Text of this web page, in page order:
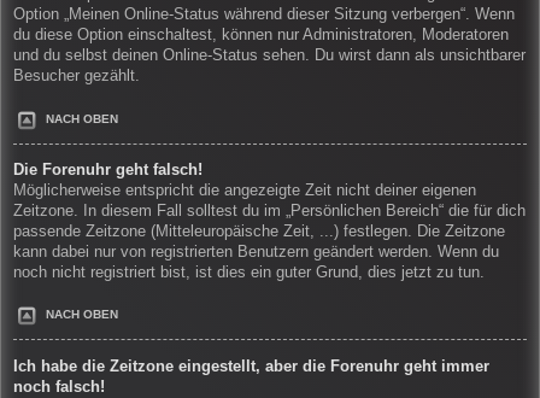
Option „Meinen Online-Status während dieser Sitzung verbergen“. Wenn
du diese Option einschaltest, können nur Administratoren, Moderatoren
und du selbst deinen Online-Status sehen. Du wirst dann als unsichtbarer
Besucher gezählt.
NACH OBEN
Die Forenuhr geht falsch!
Möglicherweise entspricht die angezeigte Zeit nicht deiner eigenen
Zeitzone. In diesem Fall solltest du im „Persönlichen Bereich“ die für dich
passende Zeitzone (Mitteleuropäische Zeit, ...) festlegen. Die Zeitzone
kann dabei nur von registrierten Benutzern geändert werden. Wenn du
noch nicht registriert bist, ist dies ein guter Grund, dies jetzt zu tun.
NACH OBEN
Ich habe die Zeitzone eingestellt, aber die Forenuhr geht immer
noch falsch!